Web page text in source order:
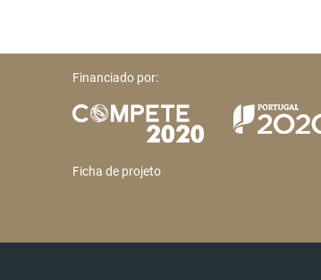
Financiado por:
Ficha de projeto